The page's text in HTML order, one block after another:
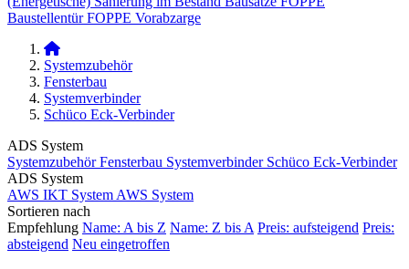
Baustellentür FOPPE Vorabzarge
Systemzubehör
Fensterbau
Systemverbinder
Schüco Eck-Verbinder
ADS System
Systemzubehör Fensterbau Systemverbinder Schüco Eck-Verbinder
ADS System
AWS IKT System AWS System
Sortieren nach
Empfehlung Name: A bis Z Name: Z bis A Preis: aufsteigend Preis:
absteigend Neu eingetroffen